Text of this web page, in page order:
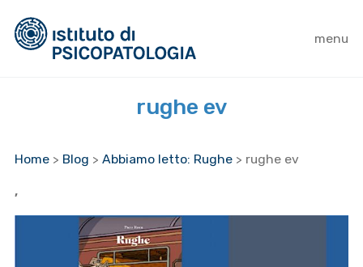
menu
rughe ev
Home > Blog > Abbiamo letto: Rughe > rughe ev
,